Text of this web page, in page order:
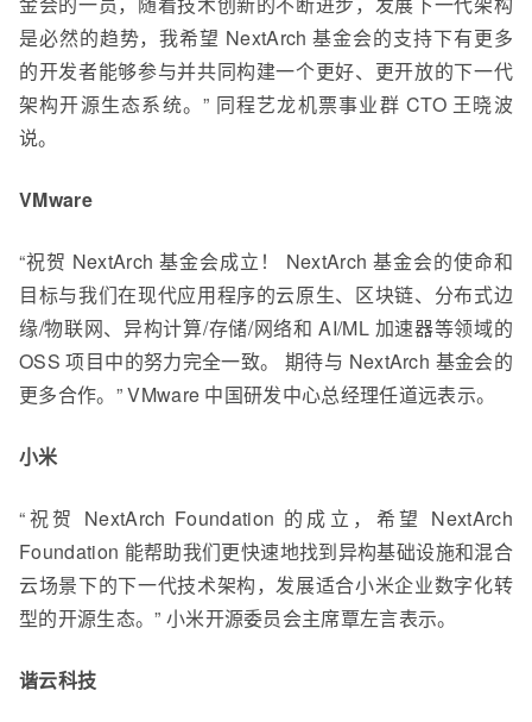
是必然的趋势，我希望 NextArch 基金会的支持下有更多
的开发者能够参与并共同构建一个更好、更开放的下一代
架构开源生态系统。” 同程艺龙机票事业群 CTO 王晓波
说。
VMware
“祝贺 NextArch 基金会成立！ NextArch 基金会的使命和
目标与我们在现代应用程序的云原生、区块链、分布式边
缘/物联网、异构计算/存储/网络和 AI/ML 加速器等领域的
OSS 项目中的努力完全一致。 期待与 NextArch 基金会的
更多合作。” VMware 中国研发中心总经理任道远表示。
小米
“祝贺 NextArch Foundation 的成立，希望 NextArch
Foundation 能帮助我们更快速地找到异构基础设施和混合
云场景下的下一代技术架构，发展适合小米企业数字化转
型的开源生态。” 小米开源委员会主席覃左言表示。
谐云科技